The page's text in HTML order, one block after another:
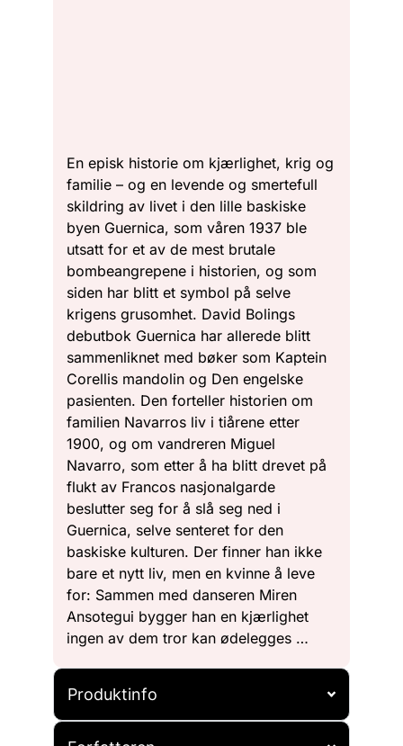
En episk historie om kjærlighet, krig og
familie – og en levende og smertefull
skildring av livet i den lille baskiske
byen Guernica, som våren 1937 ble
utsatt for et av de mest brutale
bombeangrepene i historien, og som
siden har blitt et symbol på selve
krigens grusomhet. David Bolings
debutbok Guernica har allerede blitt
sammenliknet med bøker som Kaptein
Corellis mandolin og Den engelske
pasienten. Den forteller historien om
familien Navarros liv i tiårene etter
1900, og om vandreren Miguel
Navarro, som etter å ha blitt drevet på
flukt av Francos nasjonalgarde
beslutter seg for å slå seg ned i
Guernica, selve senteret for den
baskiske kulturen. Der finner han ikke
bare et nytt liv, men en kvinne å leve
for: Sammen med danseren Miren
Ansotegui bygger han en kjærlighet
ingen av dem tror kan ødelegges …
Produktinfo